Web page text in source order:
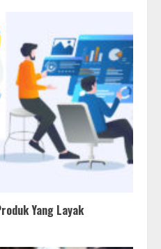
Yang Layak